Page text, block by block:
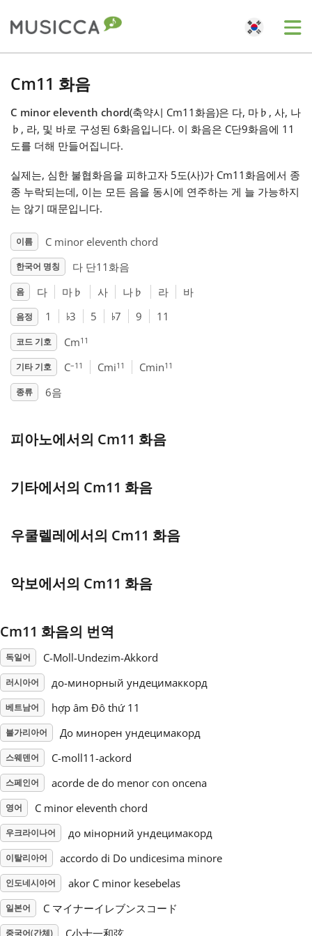
Български
Deutsch
Español
Français
Русский
Tiếng Việt
Türkçe
Українська
简体中文
Cm11 화음
C minor eleventh chord(축약시 Cm11화음)은 다, 마 ♭ , 사, 나
♭ , 라, 및 바로 구성된 6화음입니다. 이 화음은 C단9화음에 11
도를 더해 만들어집니다.
실제는, 심한 불협화음을 피하고자 5도(사)가 Cm11화음에서 종
종 누락되는데, 이는 모든 음을 동시에 연주하는 게 늘 가능하지
는 않기 때문입니다.
이름 C minor eleventh chord
한국어 명칭 다 단11화음
음 다 마 ♭ 사 나 ♭ 라 바
음정 1 ♭3 5 ♭7 9 11
코드 기호 Cm11
기타 기호 C–11 Cmi11 Cmin11
종류 6음
피아노에서의 Cm11 화음
기타에서의 Cm11 화음
우쿨렐레에서의 Cm11 화음
악보에서의 Cm11 화음
Cm11 화음의 번역
독일어 C-Moll-Undezim-Akkord
러시아어 до-минорный ундецимаккорд
베트남어 hợp âm Đô thứ 11
불가리아어 До минорен ундецимакорд
스웨덴어 C-moll11-ackord
스페인어 acorde de do menor con oncena
영어 C minor eleventh chord
우크라이나어 до мінорний ундецимакорд
이탈리아어 accordo di Do undicesima minore
인도네시아어 akor C minor kesebelas
일본어 C マイナーイレブンスコード
중국어(간체)